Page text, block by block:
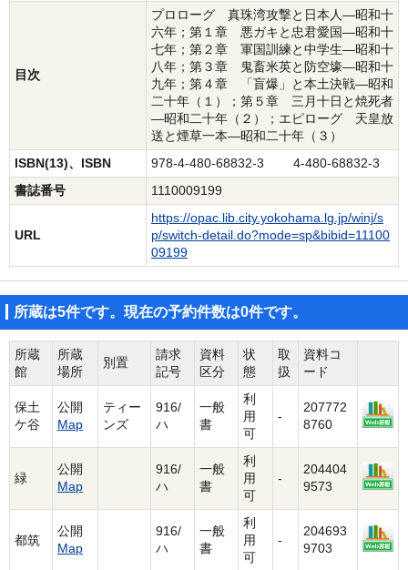
目次
プロローグ 真珠湾攻撃と日本人―昭和十
六年；第１章 悪ガキと忠君愛国―昭和十
七年；第２章 軍国訓練と中学生―昭和十
八年；第３章 鬼畜米英と防空壕―昭和十
九年；第４章 「盲爆」と本土決戦―昭和
二十年（１）；第５章 三月十日と焼死者
―昭和二十年（２）；エピローグ 天皇放
送と煙草一本―昭和二十年（３）
ISBN(13)、ISBN
978-4-480-68832-3 4-480-68832-3
書誌番号
1110009199
URL
https://opac.lib.city.yokohama.lg.jp/winj/s
p/switch-detail.do?mode=sp&bibid=11100
09199
所蔵は5件です。現在の予約件数は0件です。
所蔵
館
所蔵
場所
別置
請求
記号
資料
区分
状
態
取
扱
資料コ
ード
保土
ケ谷
公開
Map
ティー
ンズ
916/
ハ
一般
書
利
用
可
-
207772
8760
緑
公開
Map
916/
ハ
一般
書
利
用
可
-
204404
9573
都筑
公開
Map
916/
ハ
一般
書
利
用
可
-
204693
9703